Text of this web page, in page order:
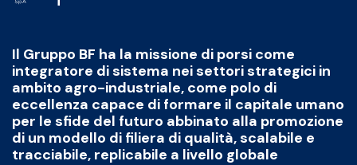
Il Gruppo BF ha la missione di porsi come
integratore di sistema nei settori strategici in
ambito agro-industriale, come polo di
eccellenza capace di formare il capitale umano
per le sfide del futuro abbinato alla promozione
di un modello di filiera di qualità, scalabile e
tracciabile, replicabile a livello globale